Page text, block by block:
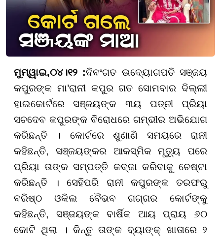
ମୁମ୍ୱାଇ,୦୪ ।୧୨ :ଦିବଂଗତ ଉଦ୍ୟୋଗପତି ସଞ୍ଜୟ
କପୁରଙ୍କ ମା’ରାନୀ କପୁର ଗତ ସୋମବାର ଦିଲ୍ଲୀ
ହାଇକୋର୍ଟରେ ସଞ୍ଜୟଙ୍କ ୩ୟ ପତ୍ନୀ ପ୍ରିୟା
ସଚଦେବ କପୁରଙ୍କ ବିରୋଧରେ ଗମ୍ଭୀର ଅଭିଯୋଗ
କରିଛନ୍ତି । କୋର୍ଟରେ ଶୁଣାଣି ସମୟରେ ରାନୀ
କହିଛନ୍ତି, ସଞ୍ଜୟଙ୍କର ଆକସ୍ମିକ ମୃତ୍ୟୁ ପରେ
ପ୍ରିୟା ତାଙ୍କ ସମ୍ପତ୍ତି କବ୍ଜା କରିବାକୁ ଚେଷ୍ଟା
କରିଛନ୍ତି । ସେହିପରି ରାନୀ କପୁରଙ୍କ ତରଫରୁ
ବରିଷ୍ଠ ଓକିଲ ବୈଭବ ଗଗ୍ଗର କୋର୍ଟଙ୍କୁ
କହିଛନ୍ତି, ସଞ୍ଜୟଙ୍କ ବାର୍ଷିକ ଆୟ ପ୍ରାୟ ୬୦
କୋଟି ଥିଲା । କିନ୍ତୁ ତାଙ୍କ ବ୍ୟାଙ୍କ୍ ଖାତାରେ ୨